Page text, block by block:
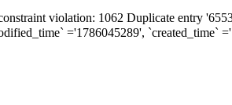
violation: 1062 Duplicate entry
='1786045289', `created_time`